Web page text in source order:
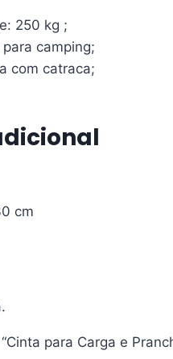
250 kg ;
camping;
com catraca;
cm
para Carga e